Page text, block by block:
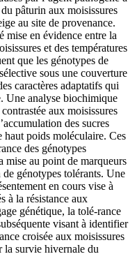
pâturin aux moisissures
au site de provenance.
mise en évidence entre la
et des températures
que les génotypes de
sous une couverture
caractères adaptatifs qui
Une analyse biochimique
aux moisissures
des sucres
haut poids moléculaire. Ces
des génotypes
mise au point de marqueurs
génotypes tolérants. Une
en cours vise à
à la résistance aux
génétique, la tolé-rance
visant à identifier
croisée aux moisissures
la survie hivernale du